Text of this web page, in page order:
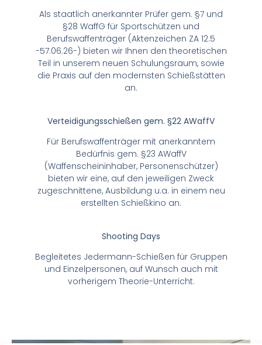
Als staatlich anerkannter Prüfer gem. §7 und
§28 WaffG für Sportschützen und
Berufswaffenträger (Aktenzeichen ZA 12.5
-57.06.26-) bieten wir Ihnen den theoretischen
Teil in unserem neuen Schulungsraum, sowie
die Praxis auf den modernsten Schießstätten
an.
Verteidigungsschießen gem. §22 AWaffV
Für Berufswaffenträger mit anerkanntem
Bedürfnis gem. §23 AWaffV
(Waffenscheininhaber, Personenschützer)
bieten wir eine, auf den jeweiligen Zweck
zugeschnittene, Ausbildung u.a. in einem neu
erstellten Schießkino an.
Shooting Days
Begleitetes Jedermann-Schießen für Gruppen
und Einzelpersonen, auf Wunsch auch mit
vorherigem Theorie-Unterricht.